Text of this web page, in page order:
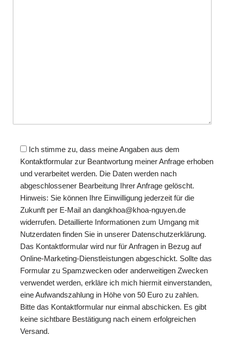
Ich stimme zu, dass meine Angaben aus dem
Kontaktformular zur Beantwortung meiner Anfrage erhoben
und verarbeitet werden. Die Daten werden nach
abgeschlossener Bearbeitung Ihrer Anfrage gelöscht.
Hinweis: Sie können Ihre Einwilligung jederzeit für die
Zukunft per E-Mail an dangkhoa@khoa-nguyen.de
widerrufen. Detaillierte Informationen zum Umgang mit
Nutzerdaten finden Sie in unserer Datenschutzerklärung.
Das Kontaktformular wird nur für Anfragen in Bezug auf
Online-Marketing-Dienstleistungen abgeschickt. Sollte das
Formular zu Spamzwecken oder anderweitigen Zwecken
verwendet werden, erkläre ich mich hiermit einverstanden,
eine Aufwandszahlung in Höhe von 50 Euro zu zahlen.
Bitte das Kontaktformular nur einmal abschicken. Es gibt
keine sichtbare Bestätigung nach einem erfolgreichen
Versand.